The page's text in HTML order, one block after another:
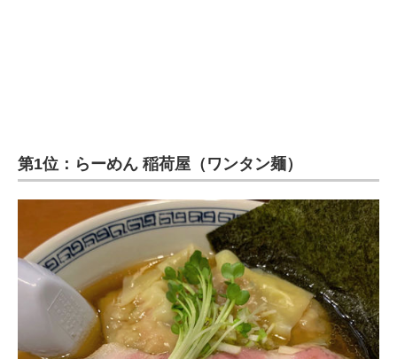
第1位：らーめん 稲荷屋（ワンタン麺）